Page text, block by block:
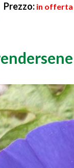
Prezzo: in offerta